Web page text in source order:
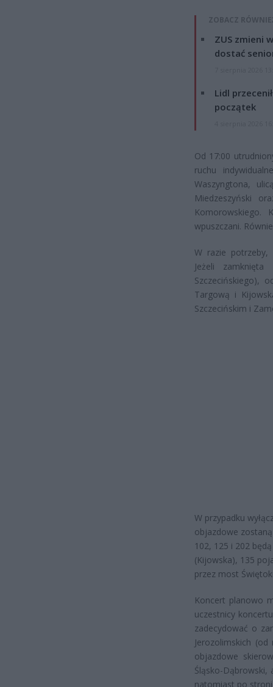
ZOBACZ
ZUS zmieni
dostać
Lidl
początek
Od 17:00
ruchu
Waszyngtona,
Miedzeszyński
Komorowskiego.
wpuszczani.
W razie potrzeby,
Jeżeli
Szczecińskiego),
Targową i
Szczecińskim i
W przypadku
objazdowe
102, 125 i 202
(Kijowska), 135
przez most
Koncert planowo
uczestnicy
zadecydować o
Jerozolimskich
objazdowe
Śląsko-
natomiast po